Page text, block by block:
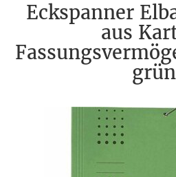
Eckspanner
aus
grün